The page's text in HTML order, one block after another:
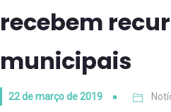
recebem
municipais
22 de março de 2019